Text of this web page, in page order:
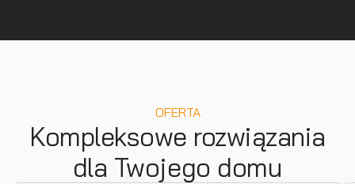
OFERTA
Kompleksowe rozwiązania
dla Twojego domu